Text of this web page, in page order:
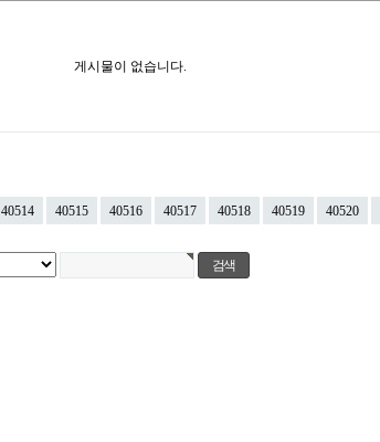
게시물이 없습니다.
40514 40515 40516 40517 40518 40519 40520